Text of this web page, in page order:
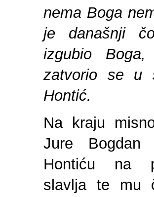
nema Boga
je današnji
izgubio
zatvorio se u
Hontić.
Na kraju
Jure
Hontiću na
slavlja te mu